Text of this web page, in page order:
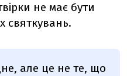
не має бути
святкувань.
але це не те, що